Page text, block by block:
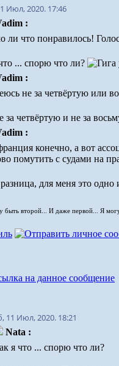
Июл, 2020. 17:46
:
ли что понравилось!
... спорю что ли?
:
не за четвёртую или
за четвёртую и не за
:
конечно, а вот
помутить с судами на
для меня это
быть второй... И даже первой... Я
11 Июл, 2020. 18:21
Nata :
я что ... спорю что ли?